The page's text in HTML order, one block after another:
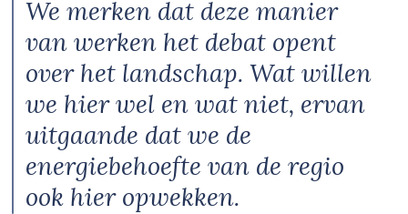
We merken dat deze manier
van werken het debat opent
over het landschap. Wat willen
we hier wel en wat niet, ervan
uitgaande dat we de
energiebehoefte van de regio
ook hier opwekken.